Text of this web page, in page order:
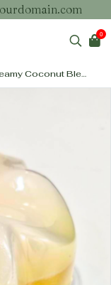
0
ตรครีมมะพร้าวเข้มข้น เพิ่มความชุ่มชื้นและบำรุงผิวล้ำลึก